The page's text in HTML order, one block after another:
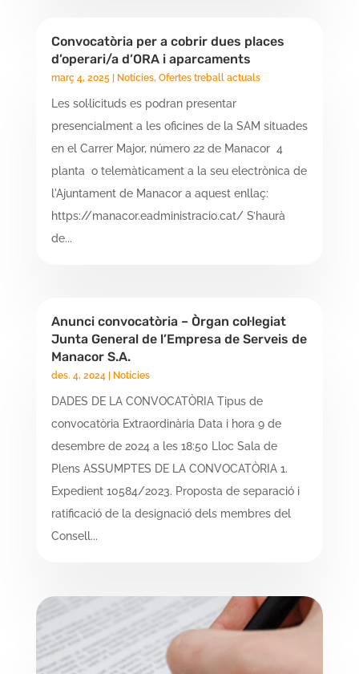
Convocatòria per a cobrir dues places
d’operari/a d’ORA i aparcaments
març 4, 2025| Notícies, Ofertes treball actuals
Les sol·licituds es podran presentar
presencialment a les oficines de la SAM situades
en el Carrer Major, número 22 de Manacor 4
planta o telemàticament a la seu electrònica de
l'Ajuntament de Manacor a aquest enllaç:
https://manacor.eadministracio.cat/ S’haurà
de...
Anunci convocatòria – Òrgan col·legiat
Junta General de l’Empresa de Serveis de
Manacor S.A.
des. 4, 2024| Notícies
DADES DE LA CONVOCATÒRIA Tipus de
convocatòria Extraordinària Data i hora 9 de
desembre de 2024 a les 18:50 Lloc Sala de
Plens ASSUMPTES DE LA CONVOCATÒRIA 1.
Expedient 10584/2023. Proposta de separació i
ratificació de la designació dels membres del
Consell...